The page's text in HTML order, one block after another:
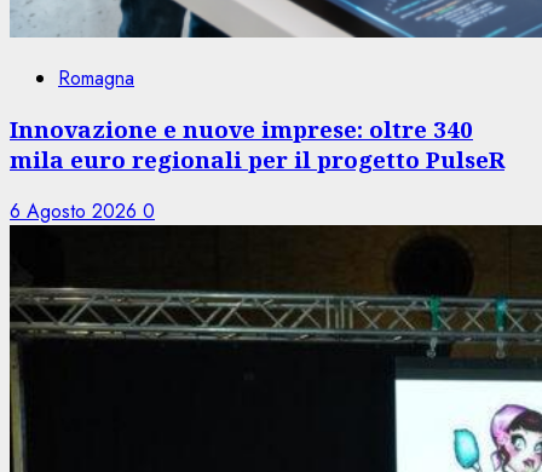
Romagna
Innovazione e nuove imprese: oltre 340
mila euro regionali per il progetto PulseR
6 Agosto 2026 0